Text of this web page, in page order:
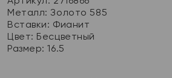
Металл:Золото 585
Вставки: Фианит
Цвет: Бесцветный
Размер:16.5